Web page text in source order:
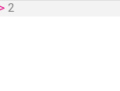
> 2